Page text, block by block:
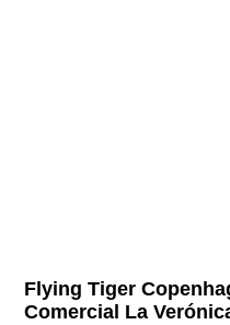
Flying Tiger
Comercial La